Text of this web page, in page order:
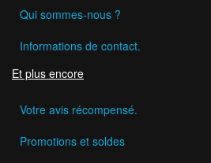
Qui sommes-nous ?
Informations de contact.
Et plus encore
Votre avis récompensé.
Promotions et soldes